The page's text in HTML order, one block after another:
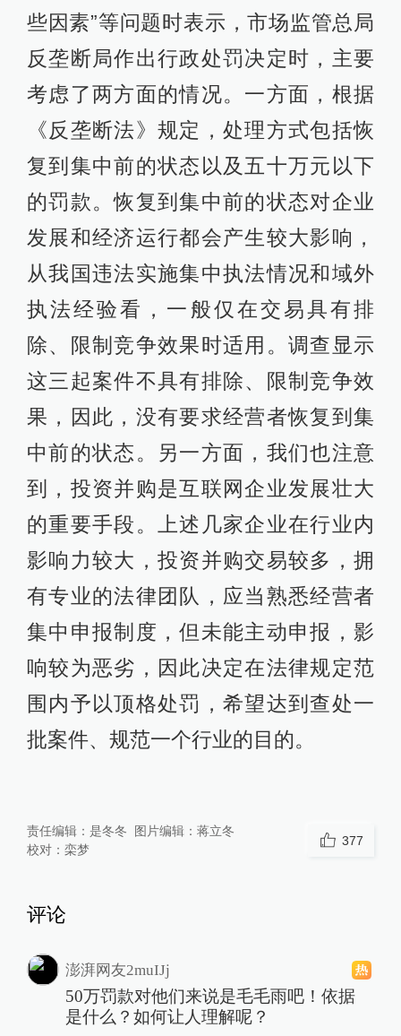
些因素”等问题时表示，市场监管总局
反垄断局作出行政处罚决定时，主要
考虑了两方面的情况。一方面，根据
《反垄断法》规定，处理方式包括恢
复到集中前的状态以及五十万元以下
的罚款。恢复到集中前的状态对企业
发展和经济运行都会产生较大影响，
从我国违法实施集中执法情况和域外
执法经验看，一般仅在交易具有排
除、限制竞争效果时适用。调查显示
这三起案件不具有排除、限制竞争效
果，因此，没有要求经营者恢复到集
中前的状态。另一方面，我们也注意
到，投资并购是互联网企业发展壮大
的重要手段。上述几家企业在行业内
影响力较大，投资并购交易较多，拥
有专业的法律团队，应当熟悉经营者
集中申报制度，但未能主动申报，影
响较为恶劣，因此决定在法律规定范
围内予以顶格处罚，希望达到查处一
批案件、规范一个行业的目的。
责任编辑： 是冬冬 图片编辑： 蒋立冬
校对： 栾梦
377
评论
澎湃网友2muIJj
50万罚款对他们来说是毛毛雨吧！依据
是什么？如何让人理解呢？